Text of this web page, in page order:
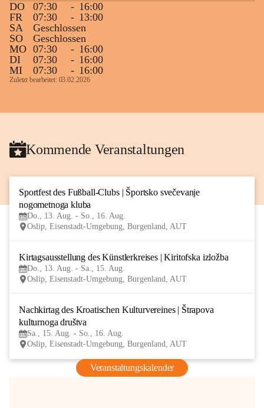
DO
07:30 - 16:00
FR
07:30 - 13:00
SA
Geschlossen
SO
Geschlossen
MO 07:30 - 16:00
DI
07:30 - 16:00
MI
07:30 - 16:00
Zuletzt bearbeitet: 03.02.2026
Kommende Veranstaltungen
Sportfest des Fußball-Clubs | Športsko svečevanje
nogometnoga kluba
Do., 13. Aug. - So., 16. Aug.
Oslip, Eisenstadt-Umgebung, Burgenland, AUT
Kirtagsausstellung des Künstlerkreises | Kiritofska izložba
Do., 13. Aug. - Sa., 15. Aug.
Oslip, Eisenstadt-Umgebung, Burgenland, AUT
Nachkirtag des Kroatischen Kulturvereines | Štrapova
kulturnoga društva
Sa., 15. Aug. - So., 16. Aug.
Oslip, Eisenstadt-Umgebung, Burgenland, AUT
Veranstaltungskalender